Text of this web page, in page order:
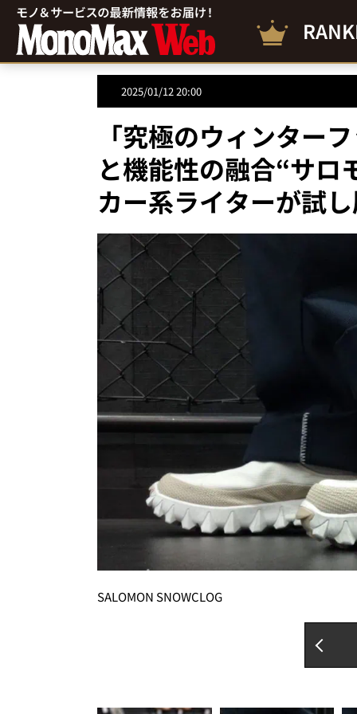
2025/01/12 20:00
「究極のウィンター
と機能性の融合“サロ
カー系ライターが試
SALOMON SNOWCLOG